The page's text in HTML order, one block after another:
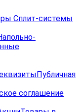
Сплит-системы
Публичная
соглашение